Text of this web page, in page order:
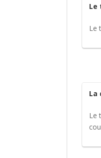
Le
Le
La
Le